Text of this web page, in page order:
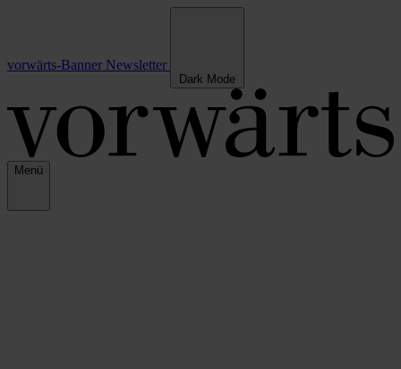
vorwärts-Banner Newsletter
Dark Mode
Menü